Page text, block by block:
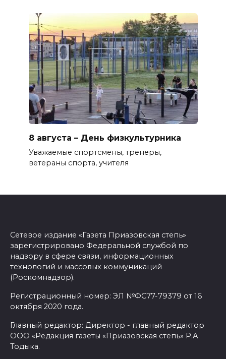
8 августа – День физкультурника
Уважаемые спортсмены, тренеры,
ветераны спорта, учителя
Сетевое издание «Газета Приазовская степь»
зарегистрировано Федеральной службой по
надзору в сфере связи, информационных
технологий и массовых коммуникаций
(Роскомнадзор).
Регистрационный номер: ЭЛ №ФС77-79379 от 16
октября 2020 года.
Главный редактор: Директор - главный редактор
ООО «Редакция газеты «Приазовская степь» Р.А.
Тодыка.